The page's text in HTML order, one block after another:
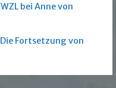
bei Anne von
Fortsetzung von